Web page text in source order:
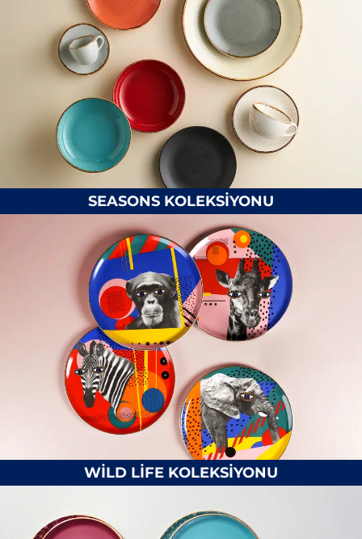
SEASONS KOLEKSİYONU
WİLD LİFE KOLEKSİYONU